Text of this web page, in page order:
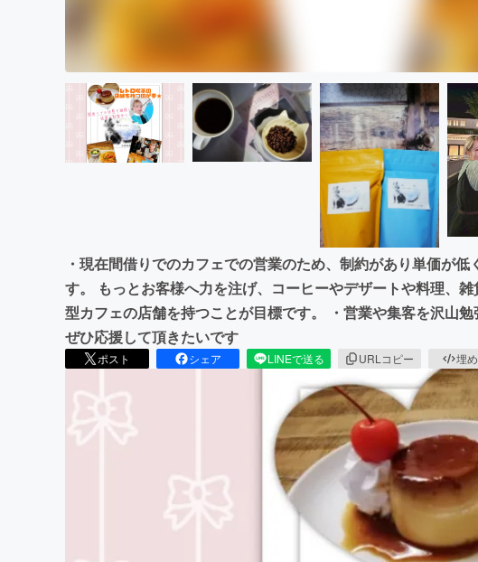
・現在間借りでのカフェでの営業のため、制約があり単価が
す。 もっとお客様へ力を注げ、コーヒーやデザートや料理、
型カフェの店舗を持つことが目標です。 ・営業や集客を沢山勉
ぜひ応援して頂きたいです
ポスト シェア LINEで送る URLコピー 埋